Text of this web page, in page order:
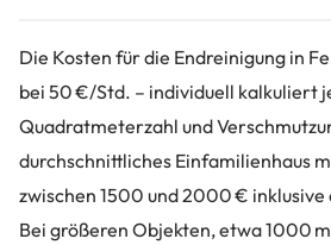
Die Kosten für die Endreinigung in
bei 50 €/Std. – individuell kalkuliert
Quadratmeterzahl und
durchschnittliches Einfamilienhaus
zwischen 1500 und 2000 €
Bei größeren Objekten, etwa 1000